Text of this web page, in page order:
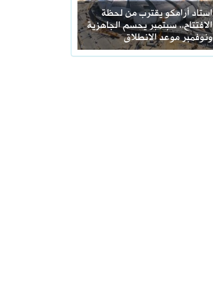
استاد أرامكو يقترب من لحظة
الافتتاح.. سبتمبر يحسم الجاهزية
ونوفمبر موعد الانطلاق